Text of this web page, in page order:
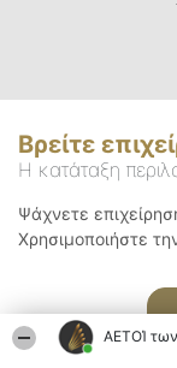
ΑΕΤΟΊ
Βρείτε
Η κατάταξη
Ψάχνετε
Χρησιμοποιήστε